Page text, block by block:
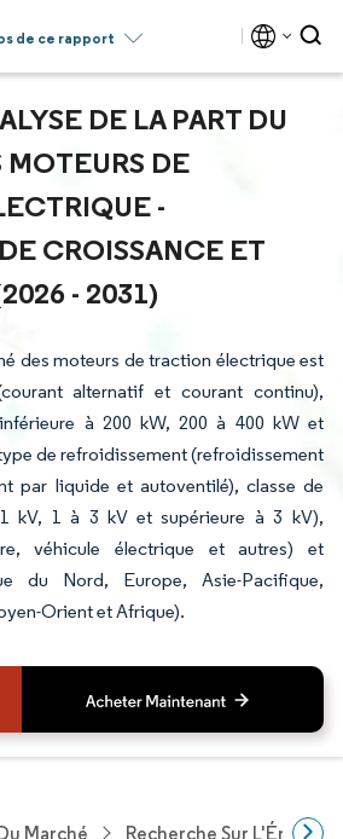
de ce rapport
DE LA PART DU
DE
-
CROISSANCE ET
- 2031)
des moteurs de traction électrique est
alternatif et courant continu),
à 200 kW, 200 à 400 kW et
de refroidissement (refroidissement
par liquide et autoventilé), classe de
kV, 1 à 3 kV et supérieure à 3 kV),
véhicule électrique et autres) et
du Nord, Europe, Asie-Pacifique,
Orient et Afrique).
Marché Recherche Sur